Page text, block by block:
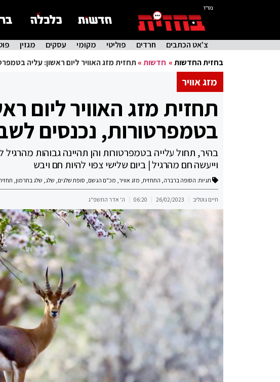
בס"ד
צ'אט הכתבים חרדים פוליטי מקומי עסקים מגזין
בחזית החדשות» חדשות»תחזית מזג האוויר ליום ראשון: עליה
מזג אוויר
תחזית מזג האוויר ליום
בטמפרטורות, נכנסים
בהיר, תחול עלייה בטמפרטורות והן תהיינה גבוהות
וייעשה חם מהרגיל | ביום שלישי צפוי להיות חם ויבש
תגיות: הסופה ברברה, התחזית, מזג אוויר, מכ"ם הגשם, סופת שלגים, שלג, שלג בחרמון,
חיים גוטליב 26/02/2023
06:20 ה' אדר התשפ"ג